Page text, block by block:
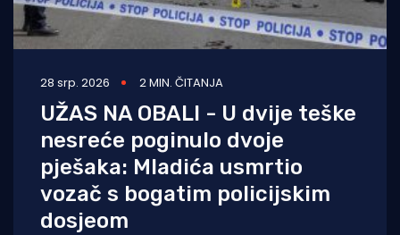
28 srp. 2026 2 MIN. ČITANJA
UŽAS NA OBALI - U dvije teške
nesreće poginulo dvoje
pješaka: Mladića usmrtio
vozač s bogatim policijskim
dosjeom